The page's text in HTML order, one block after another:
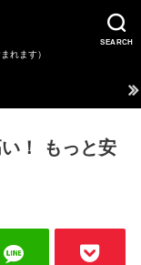
SEARCH
れます）
！ もっと安